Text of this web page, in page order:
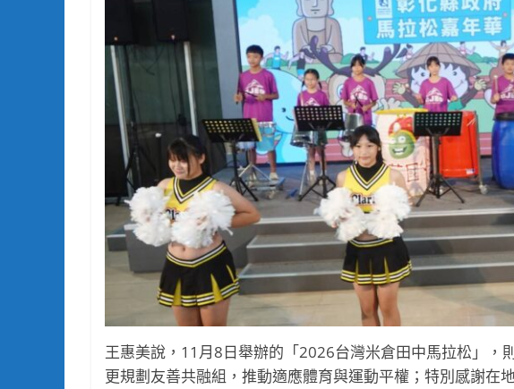
王惠美說，11月8日舉辦的「2026台灣米倉田中馬拉松」，
更規劃友善共融組，推動適應體育與運動平權；特別感謝在